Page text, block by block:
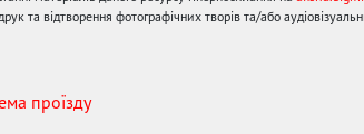
та відтворення фотографічних творів та/або
проїзду